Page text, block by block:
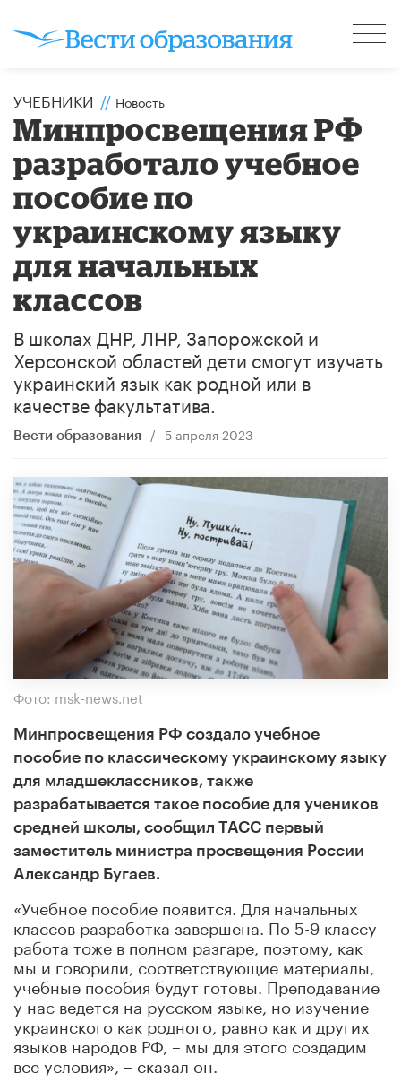
УЧЕБНИКИ // Новость
Минпросвещения РФ
разработало учебное
пособие по
украинскому языку
для начальных
классов
В школах ДНР, ЛНР, Запорожской и
Херсонской областей дети смогут изучать
украинский язык как родной или в
качестве факультатива.
Вести образования / 5 апреля 2023
Фото: msk-news.net
Минпросвещения РФ создало учебное
пособие по классическому украинскому языку
для младшеклассников, также
разрабатывается такое пособие для учеников
средней школы, сообщил ТАСС первый
заместитель министра просвещения России
Александр Бугаев.
«Учебное пособие появится. Для начальных
классов разработка завершена. По 5-9 классу
работа тоже в полном разгаре, поэтому, как
мы и говорили, соответствующие материалы,
учебные пособия будут готовы. Преподавание
у нас ведется на русском языке, но изучение
украинского как родного, равно как и других
языков народов РФ, – мы для этого создадим
все условия», – сказал он.